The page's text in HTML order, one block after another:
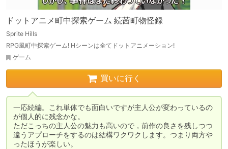
ドットアニメ町中探索ゲーム 続茜町物怪録
Sprite Hills
RPG風町中探索ゲーム! Hシーンは全てドットアニメーション!
ゲーム
買いに行く
一応続編。これ単体でも面白いですが主人公が変わっているの
が個人的に残念かな。
ただこっちの主人公の魅力も高いので，前作の良さを残しつつ
違うアプローチをするのは結構ワクワクします。つまり両方や
ったほうが楽しい。